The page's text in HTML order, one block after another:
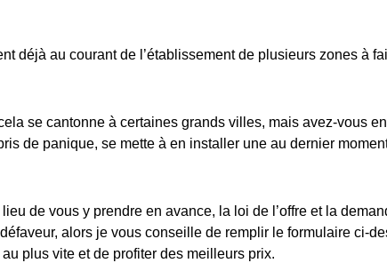
déjà au courant de l’établissement de plusieurs zones à
se cantonne à certaines grands villes, mais avez-vous
de panique, se mette à en installer une au dernier
de vous y prendre en avance, la loi de l’offre et la
alors je vous conseille de remplir le formulaire ci-
au plus vite et de profiter des meilleurs prix.